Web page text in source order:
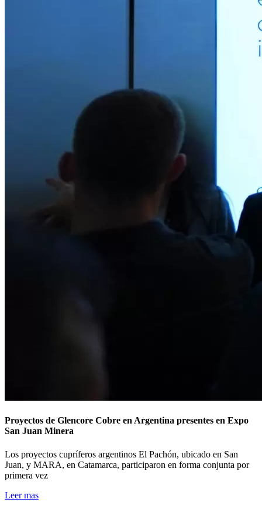
Proyectos de Glencore Cobre en Argentina presentes en Expo
San Juan Minera
Los proyectos cupríferos argentinos El Pachón, ubicado en San
Juan, y MARA, en Catamarca, participaron en forma conjunta por
primera vez
Leer mas